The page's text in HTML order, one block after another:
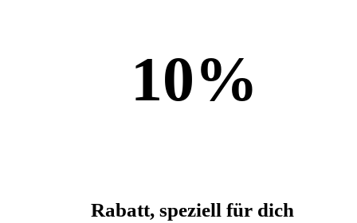
10%
Rabatt, speziell für dich